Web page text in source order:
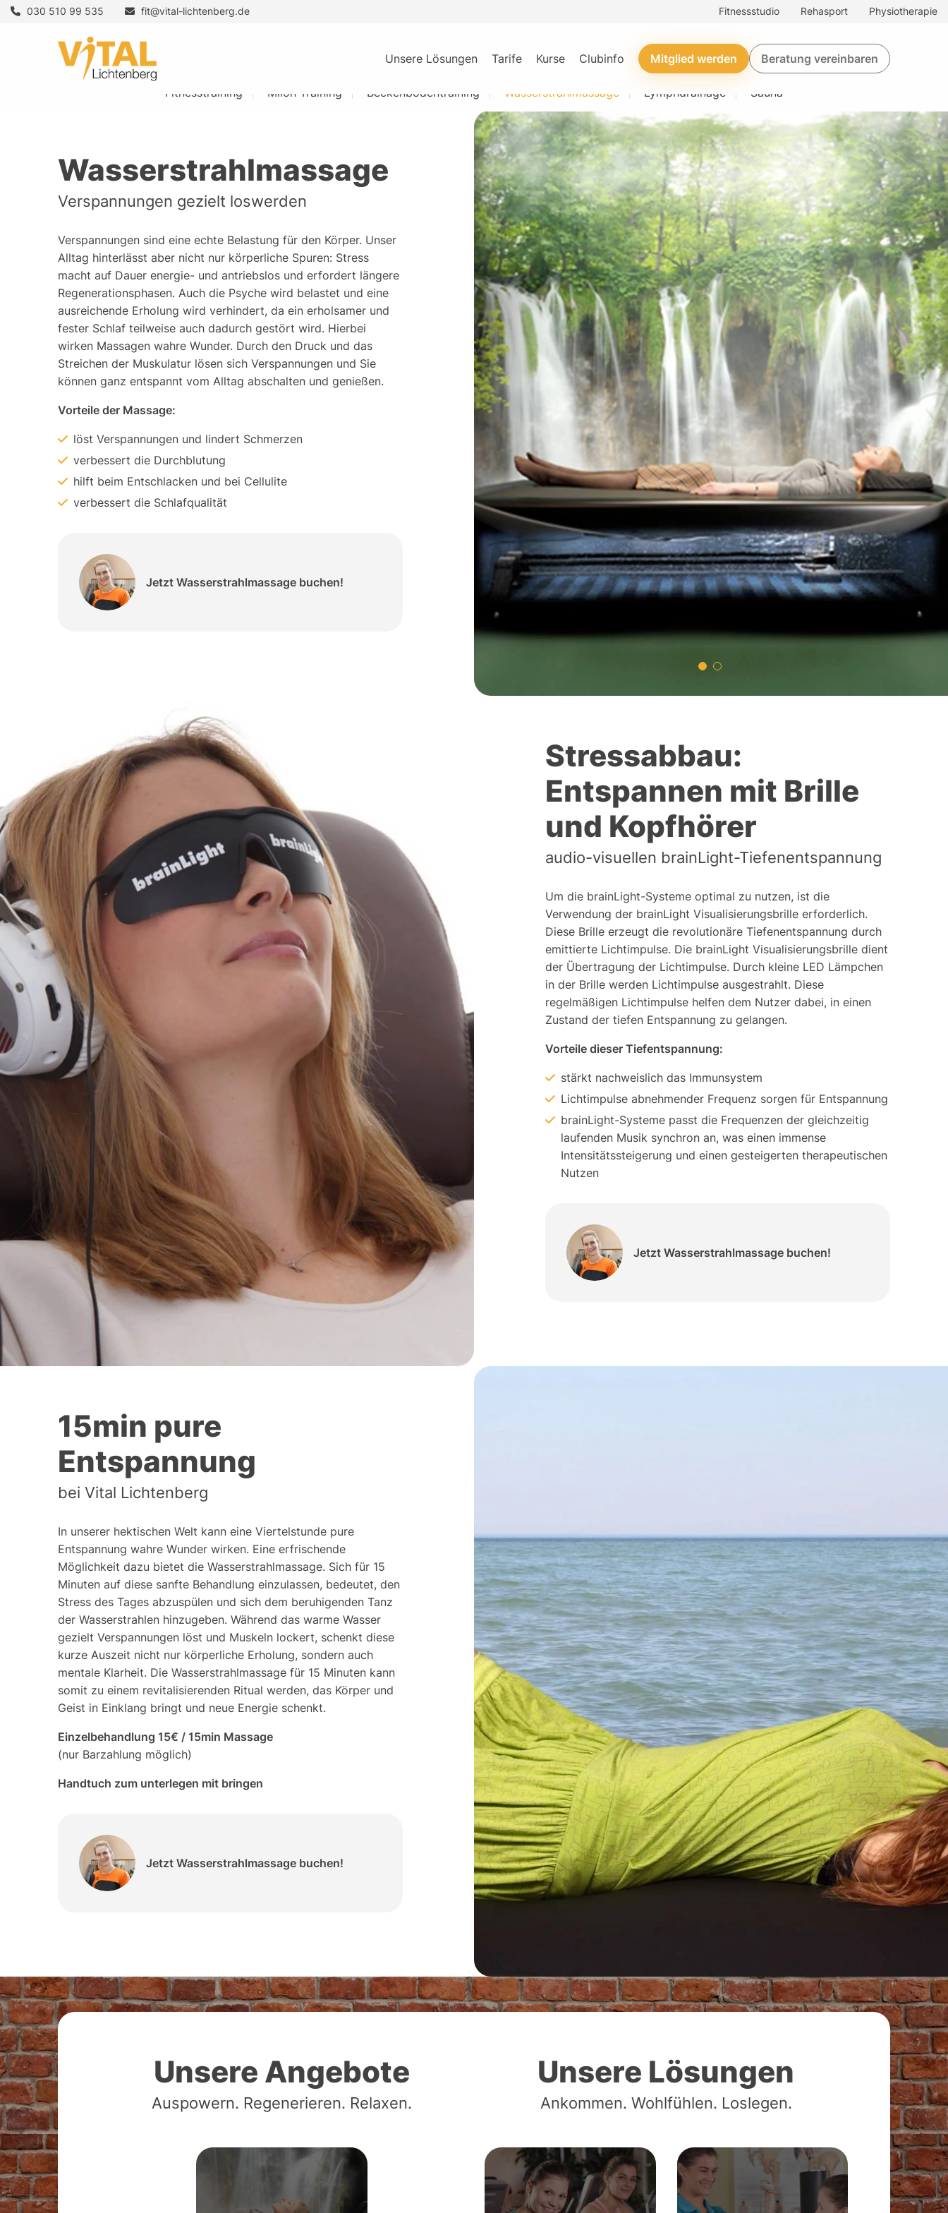
030 510 99 535 fit@vital-lichtenberg.de Fitnessstudio Rehasport Physiotherapie
Unsere Lösungen Tarife Kurse Clubinfo Mitglied werden Beratung vereinbaren
Fitnesstraining Milon Training Beckenbodentraining Wasserstrahlmassage Lymphdrainage Sauna
Wasserstrahlmassage
Verspannungen gezielt loswerden
Verspannungen sind eine echte Belastung für den Körper. Unser
Alltag hinterlässt aber nicht nur körperliche Spuren: Stress
macht auf Dauer energie- und antriebslos und erfordert längere
Regenerationsphasen. Auch die Psyche wird belastet und eine
ausreichende Erholung wird verhindert, da ein erholsamer und
fester Schlaf teilweise auch dadurch gestört wird. Hierbei
wirken Massagen wahre Wunder. Durch den Druck und das
Streichen der Muskulatur lösen sich Verspannungen und Sie
können ganz entspannt vom Alltag abschalten und genießen.
Vorteile der Massage:
löst Verspannungen und lindert Schmerzen
verbessert die Durchblutung
hilft beim Entschlacken und bei Cellulite
verbessert die Schlafqualität
Jetzt Wasserstrahlmassage buchen!
Stressabbau:
Entspannen mit Brille
und Kopfhörer
audio-visuellen brainLight-Tiefenentspannung
Um die brainLight-Systeme optimal zu nutzen, ist die
Verwendung der brainLight Visualisierungsbrille erforderlich.
Diese Brille erzeugt die revolutionäre Tiefenentspannung durch
emittierte Lichtimpulse. Die brainLight Visualisierungsbrille dient
der Übertragung der Lichtimpulse. Durch kleine LED Lämpchen
in der Brille werden Lichtimpulse ausgestrahlt. Diese
regelmäßigen Lichtimpulse helfen dem Nutzer dabei, in einen
Zustand der tiefen Entspannung zu gelangen.
Vorteile dieser Tiefentspannung:
stärkt nachweislich das Immunsystem
Lichtimpulse abnehmender Frequenz sorgen für Entspannung
brainLight-Systeme passt die Frequenzen der gleichzeitig
laufenden Musik synchron an, was einen immense
Intensitätssteigerung und einen gesteigerten therapeutischen
Nutzen
Jetzt Wasserstrahlmassage buchen!
15min pure
Entspannung
bei Vital Lichtenberg
In unserer hektischen Welt kann eine Viertelstunde pure
Entspannung wahre Wunder wirken. Eine erfrischende
Möglichkeit dazu bietet die Wasserstrahlmassage. Sich für 15
Minuten auf diese sanfte Behandlung einzulassen, bedeutet, den
Stress des Tages abzuspülen und sich dem beruhigenden Tanz
der Wasserstrahlen hinzugeben. Während das warme Wasser
gezielt Verspannungen löst und Muskeln lockert, schenkt diese
kurze Auszeit nicht nur körperliche Erholung, sondern auch
mentale Klarheit. Die Wasserstrahlmassage für 15 Minuten kann
somit zu einem revitalisierenden Ritual werden, das Körper und
Geist in Einklang bringt und neue Energie schenkt.
Einzelbehandlung 15€ / 15min Massage
(nur Barzahlung möglich)
Handtuch zum unterlegen mit bringen
Jetzt Wasserstrahlmassage buchen!
Unsere Angebote
Auspowern. Regenerieren. Relaxen.
Unsere Lösungen
Ankommen. Wohlfühlen. Loslegen.